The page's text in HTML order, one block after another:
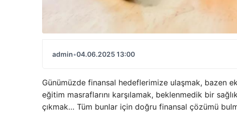
admin•04.06.2025 13:00
Günümüzde finansal hedeflerimize ulaşmak, bazen
eğitim masraflarını karşılamak, beklenmedik bir
çıkmak… Tüm bunlar için doğru finansal çözümü